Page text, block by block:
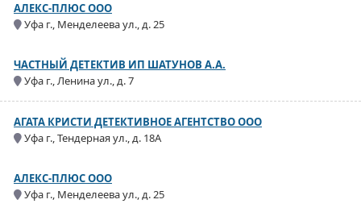
АЛЕКС-ПЛЮС ООО
Уфа г., Менделеева ул., д. 25
ЧАСТНЫЙ ДЕТЕКТИВ ИП ШАТУНОВ А.А.
Уфа г., Ленина ул., д. 7
АГАТА КРИСТИ ДЕТЕКТИВНОЕ АГЕНТСТВО ООО
Уфа г., Тендерная ул., д. 18А
АЛЕКС-ПЛЮС ООО
Уфа г., Менделеева ул., д. 25